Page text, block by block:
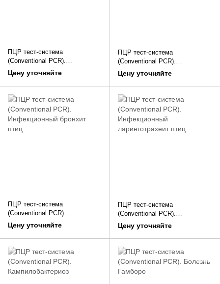
ПЦР тест-система
(Conventional PCR).
Mycoplasma gallisepticum /
synoviae - Mycoplasmas
Цену уточняйте
ПЦР тест-система
(Conventional PCR).
Mycoplasma synoviae -
Mycoplasma synoviae
Цену уточняйте
ПЦР тест-система
(Conventional PCR).
Инфекционный бронхит птиц
Цену уточняйте
ПЦР тест-система
(Conventional PCR).
Инфекционный ларинготрахеит
птиц
Цену уточняйте